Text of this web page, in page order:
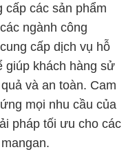
cấp các sản phẩm
ngành công
cấp dịch vụ hỗ
giúp khách hàng sử
và an toàn. Cam
mọi nhu cầu của
pháp tối ưu cho các